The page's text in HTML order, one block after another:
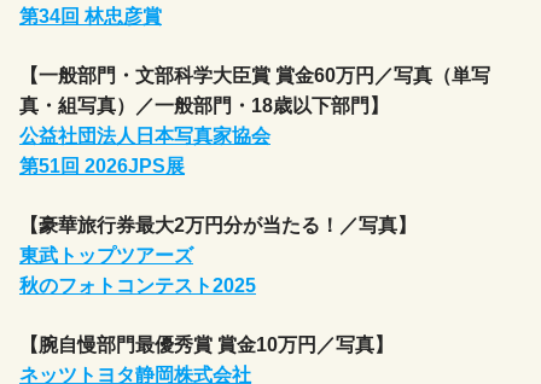
第34回 林忠彦賞
【一般部門・文部科学大臣賞 賞金60万円／写真（単写
真・組写真）／一般部門・18歳以下部門】
公益社団法人日本写真家協会
第51回 2026JPS展
【豪華旅行券最大2万円分が当たる！／写真】
東武トップツアーズ
秋のフォトコンテスト2025
【腕自慢部門最優秀賞 賞金10万円／写真】
ネッツトヨタ静岡株式会社